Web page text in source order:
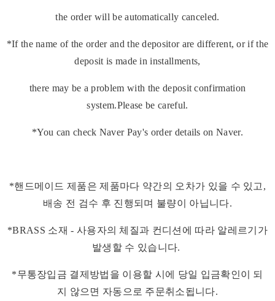
the order will be automatically canceled.
*If the name of the order and the depositor are different, or if the
deposit is made in installments,
there may be a problem with the deposit confirmation
system.Please be careful.
*You can check Naver Pay's order details on Naver.
*핸드메이드 제품은 제품마다 약간의 오차가 있을 수 있고,
배송 전 검수 후 진행되며 불량이 아닙니다.
*BRASS 소재 - 사용자의 체질과 컨디션에 따라 알레르기가
발생할 수 있습니다.
*무통장입금 결제방법을 이용할 시에 당일 입금확인이 되
지 않으면 자동으로 주문취소됩니다.